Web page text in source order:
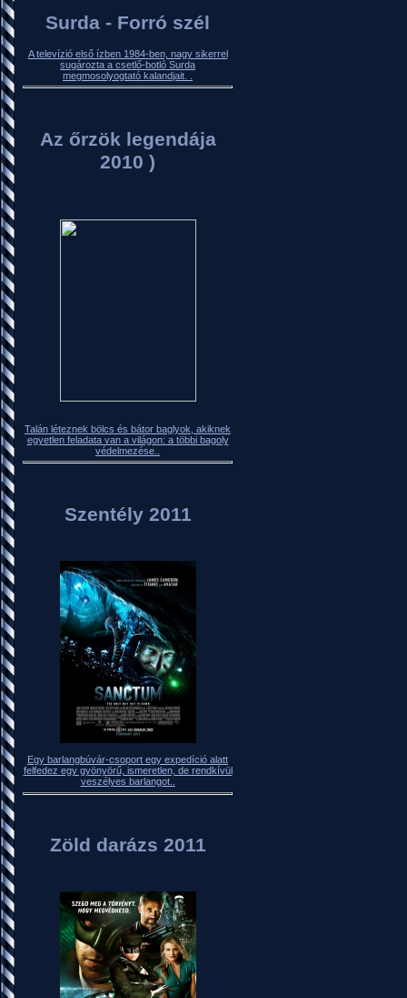
Surda - Forró szél
A televízió első ízben 1984-ben, nagy sikerrel
sugározta a csetlő-botló Surda
megmosolyogtató kalandjait. .
Az őrzök legendája
2010 )
Talán léteznek bölcs és bátor baglyok, akiknek
egyetlen feladata van a világon: a többi bagoly
védelmezése..
Szentély 2011
Egy barlangbúvár-csoport egy expedíció alatt
felfedez egy gyönyörű, ismeretlen, de rendkívül
veszélyes barlangot..
Zöld darázs 2011